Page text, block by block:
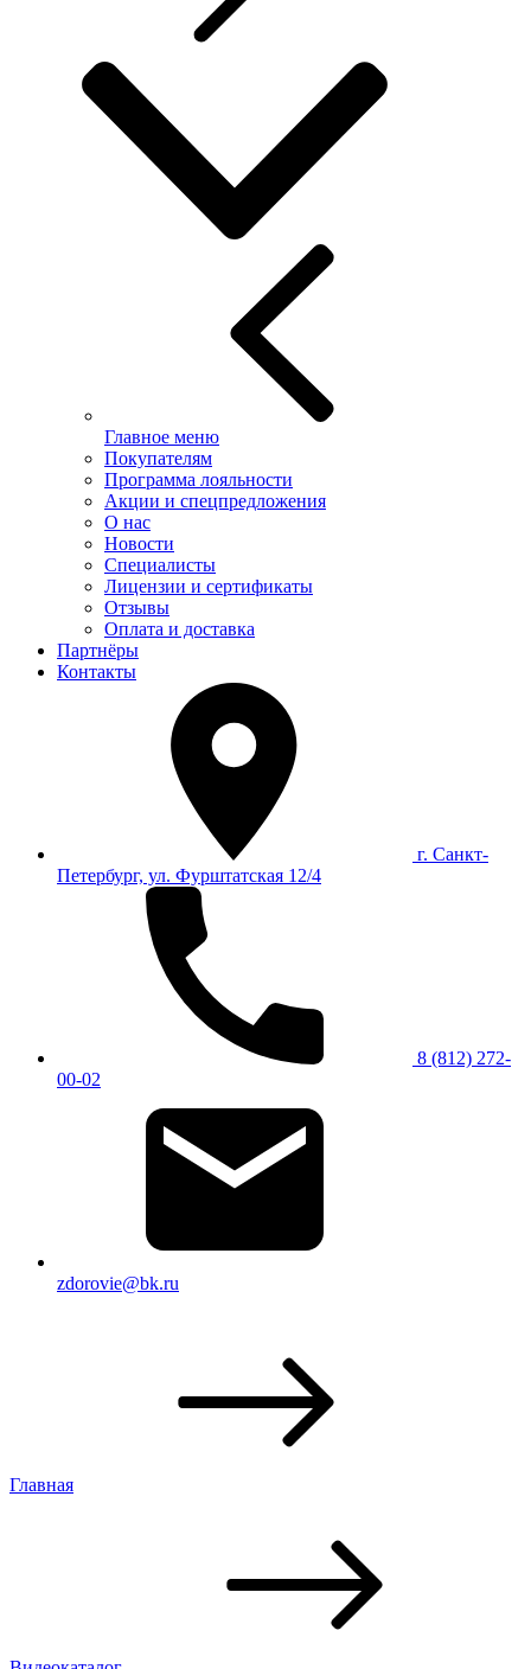
Главное меню
Покупателям
Программа лояльности
Акции и спецпредложения
О нас
Новости
Специалисты
Лицензии и сертификаты
Отзывы
Оплата и доставка
Партнёры
Контакты
г. Санкт-
Петербург, ул. Фурштатская 12/4
8 (812) 272-
00-02
zdorovie@bk.ru
Главная